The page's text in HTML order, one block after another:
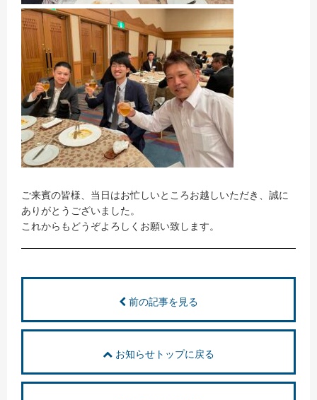
ご来賓の皆様、当日はお忙しいところお越しいただき、誠に
ありがとうございました。
これからもどうぞよろしくお願い致します。
前の記事を見る
お知らせトップに戻る